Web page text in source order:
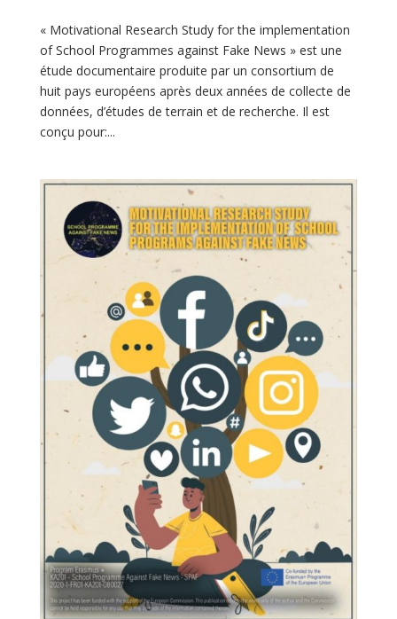
« Motivational Research Study for the implementation
of School Programmes against Fake News » est une
étude documentaire produite par un consortium de
huit pays européens après deux années de collecte de
données, d’études de terrain et de recherche. Il est
conçu pour:...